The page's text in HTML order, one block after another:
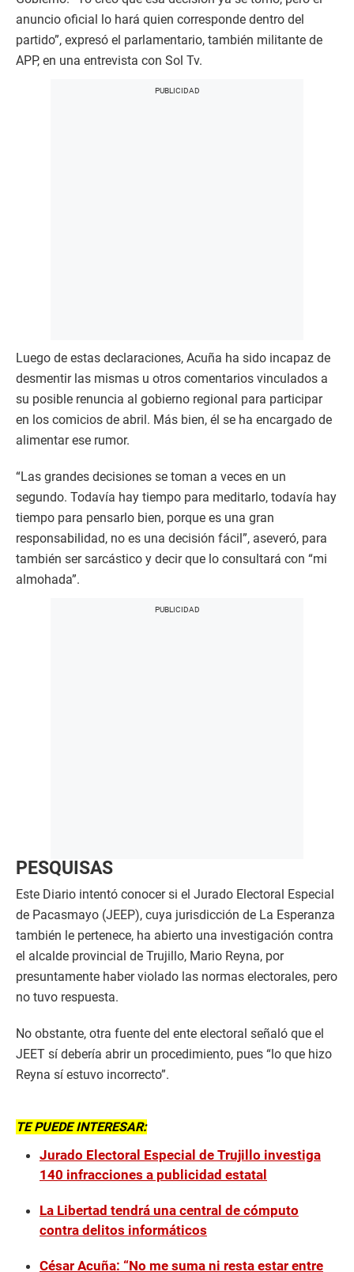
anuncio oficial lo hará quien corresponde dentro del
partido”, expresó el parlamentario, también militante de
APP, en una entrevista con Sol Tv.
Luego de estas declaraciones, Acuña ha sido incapaz de
desmentir las mismas u otros comentarios vinculados a
su posible renuncia al gobierno regional para participar
en los comicios de abril. Más bien, él se ha encargado de
alimentar ese rumor.
“Las grandes decisiones se toman a veces en un
segundo. Todavía hay tiempo para meditarlo, todavía hay
tiempo para pensarlo bien, porque es una gran
responsabilidad, no es una decisión fácil”, aseveró, para
también ser sarcástico y decir que lo consultará con “mi
almohada”.
PESQUISAS
Este Diario intentó conocer si el Jurado Electoral Especial
de Pacasmayo (JEEP), cuya jurisdicción de La Esperanza
también le pertenece, ha abierto una investigación contra
el alcalde provincial de Trujillo, Mario Reyna, por
presuntamente haber violado las normas electorales, pero
no tuvo respuesta.
No obstante, otra fuente del ente electoral señaló que el
JEET sí debería abrir un procedimiento, pues “lo que hizo
Reyna sí estuvo incorrecto”.
TE PUEDE INTERESAR:
Jurado Electoral Especial de Trujillo investiga
140 infracciones a publicidad estatal
La Libertad tendrá una central de cómputo
contra delitos informáticos
César Acuña: “No me suma ni resta estar entre